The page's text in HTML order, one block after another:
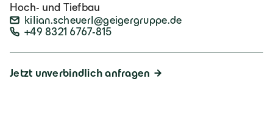
Hoch- und Tiefbau
kilian.scheuerl@geigergruppe.de
+49 8321 6767-815
Jetzt unverbindlich anfragen